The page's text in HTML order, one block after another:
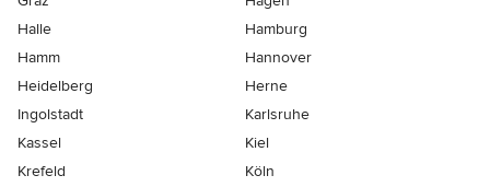
Halle
Hamburg
Hamm
Hannover
Heidelberg
Herne
Ingolstadt
Karlsruhe
Kassel
Kiel
Krefeld
Köln